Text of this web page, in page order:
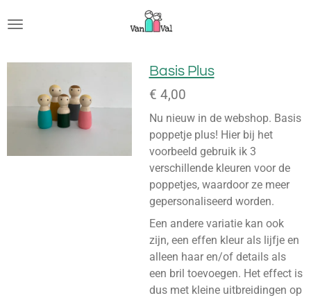
direct
de
Basis Plus
€ 4,00
Nu nieuw in de webshop. Basis
poppetje plus! Hier bij het
voorbeeld gebruik ik 3
verschillende kleuren voor de
poppetjes, waardoor ze meer
gepersonaliseerd worden.
Een andere variatie kan ook
zijn, een effen kleur als lijfje en
alleen haar en/of details als
een bril toevoegen. Het effect is
dus met kleine uitbreidingen op